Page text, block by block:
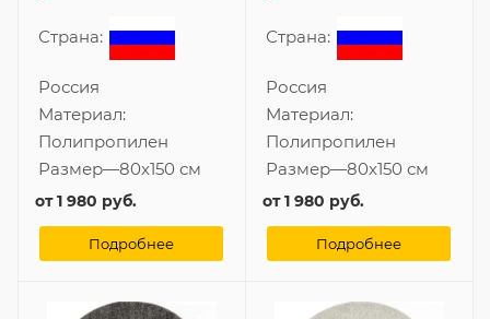
Страна:
Россия
Материал:
Полипропилен
Размер—80x150 см
от1 980 руб.
Подробнее
Страна:
Россия
Материал:
Полипропилен
Размер—80x150 см
от1 980 руб.
Подробнее